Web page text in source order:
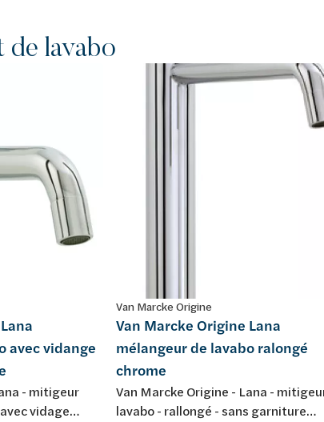
de lavabo
avec vidange
- mitigeur
vidage
Van Marcke Origine
Van Marcke Origine Lana
mélangeur de lavabo ralongé
chrome
Van Marcke Origine - Lana -
lavabo - rallongé - sans garniture